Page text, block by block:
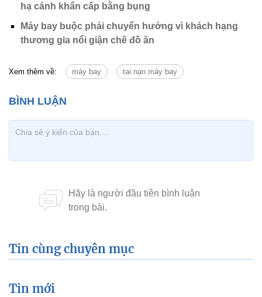
hạ cánh khẩn cấp bằng bụng
Máy bay buộc phải chuyển hướng vì khách hạng
thương gia nổi giận chê đồ ăn
Xem thêm về: máy bay tai nạn máy bay
Tin cùng chuyên mục
Tin mới